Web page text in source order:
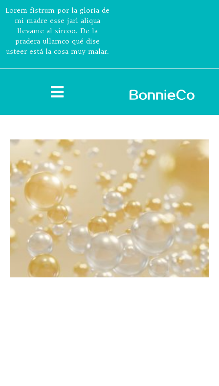
Lorem fistrum por la gloria de
mi madre esse jarl aliqua
llevame al sircoo. De la
pradera ullamco qué dise
usteer está la cosa muy malar.